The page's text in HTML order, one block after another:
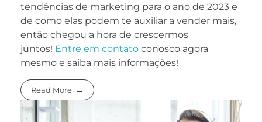
tendências de marketing para o ano de 2023 e
de como elas podem te auxiliar a vender mais,
então chegou a hora de crescermos
juntos! Entre em contato conosco agora
mesmo e saiba mais informações!
Read More